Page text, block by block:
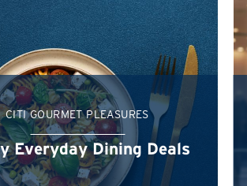
CITI GOURMET PLEASURES
Everyday Dining Deals
알파벳역순
확인
싱가포르
홍콩
홍콩
홍콩 섬, 홍콩